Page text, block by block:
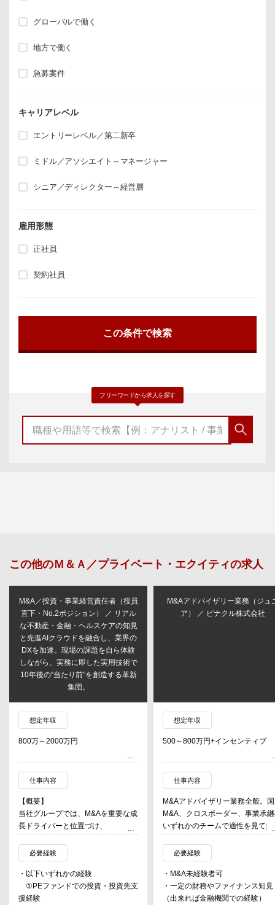
グローバルで働く
地方で働く
急募案件
キャリアレベル
エントリーレベル／第二新卒
ミドル／アソシエイト～マネージャー
シニア／ディレクター～経営層
雇用形態
正社員
契約社員
フリーワードから求人を探す
この他のＭ＆Ａ／プライベート・エクイティの求人
M&A／投資・事業経営責任者（役員
直下・No.2ポジション） ／ リアル
な不動産・金融・ヘルスケアの知見
と先進AIクラウドを融合し、業界の
DXを加速。現場の課題を自ら体験
しながら、実務に即した実用技術で
10年後の“当たり前”を創造する革新
集団。
想定年収
800万～2000万円
仕事内容
【概要】
当社グループでは、M&Aを重要な成
長ドライバーと位置づけ、
業種を限定せず、継続的に投資およ
び事業拡大を行っています。
本ポジションは、役員直下にて投資
案件を担い、投資後は現場に入り込
みながら事業を成長させるキーポジ
ションです。
必要経験
・以下いずれかの経験
①PEファンドでの投資・投資先支
援経験
M&Aアドバイザリー業務（ジュ
ア） ／ ピナクル株式会社
想定年収
500～800万円+インセンティブ
仕事内容
M&Aアドバイザリー業務全般。
M&A、クロスボーダー、事業承
いずれかのチームで適性を見て採
用。
必要経験
・M&A未経験者可
・一定の財務やファイナンス知見
（出来れば金融機関での経験）